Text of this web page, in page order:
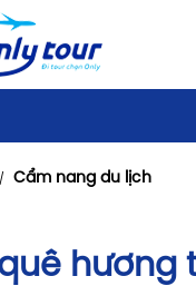
/ Cẩm nang du lịch
hương